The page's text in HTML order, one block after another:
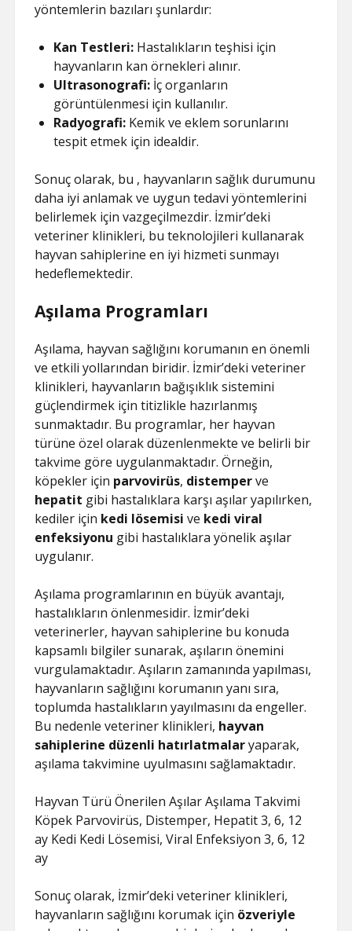
yöntemlerin bazıları şunlardır:
Kan Testleri: Hastalıkların teşhisi için
hayvanların kan örnekleri alınır.
Ultrasonografi: İç organların
görüntülenmesi için kullanılır.
Radyografi: Kemik ve eklem sorunlarını
tespit etmek için idealdir.
Sonuç olarak, bu , hayvanların sağlık durumunu
daha iyi anlamak ve uygun tedavi yöntemlerini
belirlemek için vazgeçilmezdir. İzmir’deki
veteriner klinikleri, bu teknolojileri kullanarak
hayvan sahiplerine en iyi hizmeti sunmayı
hedeflemektedir.
Aşılama Programları
Aşılama, hayvan sağlığını korumanın en önemli
ve etkili yollarından biridir. İzmir’deki veteriner
klinikleri, hayvanların bağışıklık sistemini
güçlendirmek için titizlikle hazırlanmış
sunmaktadır. Bu programlar, her hayvan
türüne özel olarak düzenlenmekte ve belirli bir
takvime göre uygulanmaktadır. Örneğin,
köpekler için parvovirüs, distemperve
hepatit gibi hastalıklara karşı aşılar yapılırken,
kediler için kedi lösemisi ve kedi viral
enfeksiyonu gibi hastalıklara yönelik aşılar
uygulanır.
Aşılama programlarının en büyük avantajı,
hastalıkların önlenmesidir. İzmir’deki
veterinerler, hayvan sahiplerine bu konuda
kapsamlı bilgiler sunarak, aşıların önemini
vurgulamaktadır. Aşıların zamanında yapılması,
hayvanların sağlığını korumanın yanı sıra,
toplumda hastalıkların yayılmasını da engeller.
Bu nedenle veteriner klinikleri, hayvan
sahiplerine düzenli hatırlatmalaryaparak,
aşılama takvimine uyulmasını sağlamaktadır.
Hayvan Türü Önerilen Aşılar Aşılama Takvimi
Köpek Parvovirüs, Distemper, Hepatit 3, 6, 12
ay Kedi Kedi Lösemisi, Viral Enfeksiyon 3, 6, 12
ay
Sonuç olarak, İzmir’deki veteriner klinikleri,
hayvanların sağlığını korumak için özveriyle